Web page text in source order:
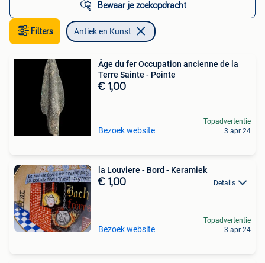
Bewaar je zoekopdracht
Filters Antiek en Kunst
Âge du fer Occupation ancienne de la
Terre Sainte - Pointe
€ 1,00
Bezoek website
Topadvertentie
3 apr 24
la Louviere - Bord - Keramiek
€ 1,00 Details
Bezoek website
Topadvertentie
3 apr 24